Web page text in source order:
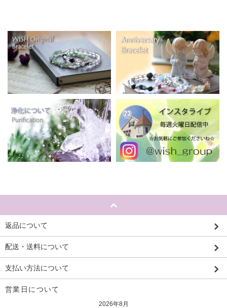
返品について
配送・送料について
支払い方法について
営業日について
2026年8月